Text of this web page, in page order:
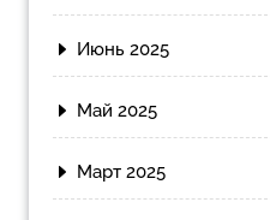
Июнь 2025
Май 2025
Март 2025